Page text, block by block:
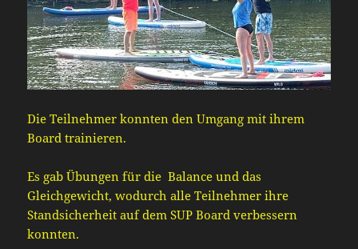
Die Teilnehmer konnten den Umgang mit ihrem
Board trainieren.
Es gab Übungen für die Balance und das
Gleichgewicht, wodurch alle Teilnehmer ihre
Standsicherheit auf dem SUP Board verbessern
konnten.